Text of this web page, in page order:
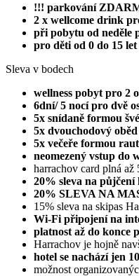
!!! parkování
2 x wellcome drink
při pobytu od neděle
pro děti od 0 do 15
Sleva v bodech
wellness pobyt pro 2
6dní/ 5 nocí pro dvě
5x snídaně formou
5x dvouchodový
5x večeře formou
neomezený vstup do
harrachov card plná
20% sleva na půjčení
20% SLEVA NA
15% sleva na skipas
Wi-Fi připojení na
platnost až do konce
Harrachov je hojně
hotel se nachází jen
možnost